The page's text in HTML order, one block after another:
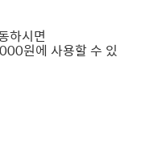
하시면
원에 사용할 수 있